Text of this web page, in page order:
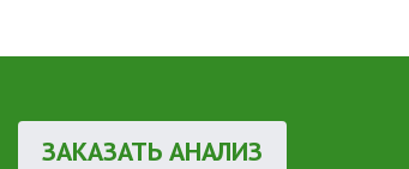
ЗАКАЗАТЬ АНАЛИЗ